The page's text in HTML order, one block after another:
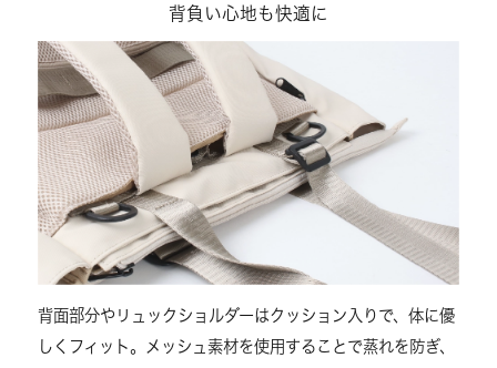
背負い心地も快適に
背面部分やリュックショルダーはクッション入りで、体に優
しくフィット。メッシュ素材を使用することで蒸れを防ぎ、